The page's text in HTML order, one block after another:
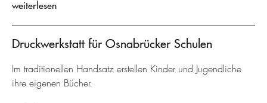
weiterlesen
Druckwerkstatt für Osnabrücker Schulen
Im traditionellen Handsatz erstellen Kinder und Jugendliche
ihre eigenen Bücher.